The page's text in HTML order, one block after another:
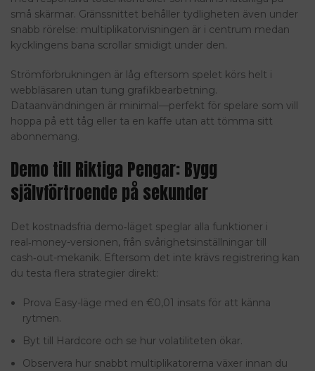
små skärmar. Gränssnittet behåller tydligheten även under
snabb rörelse: multiplikatorvisningen är i centrum medan
kycklingens bana scrollar smidigt under den.
Strömförbrukningen är låg eftersom spelet körs helt i
webbläsaren utan tung grafikbearbetning.
Dataanvändningen är minimal—perfekt för spelare som vill
hoppa på ett tåg eller ta en kaffe utan att tömma sitt
abonnemang.
Demo till Riktiga Pengar: Bygg
självförtroende på sekunder
Det kostnadsfria demo‑läget speglar alla funktioner i
real‑money-versionen, från svårighetsinställningar till
cash‑out-mekanik. Eftersom det inte krävs registrering kan
du testa flera strategier direkt:
Prova Easy-läge med en €0,01 insats för att känna
rytmen.
Byt till Hardcore och se hur volatiliteten ökar.
Observera hur snabbt multiplikatorerna växer innan du